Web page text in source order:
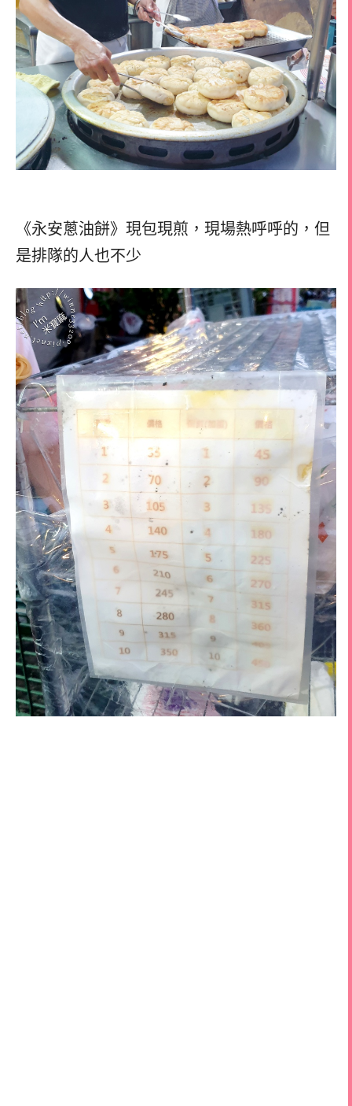
《永安蔥油餅》現包現煎，現場熱呼呼的，但
是排隊的人也不少